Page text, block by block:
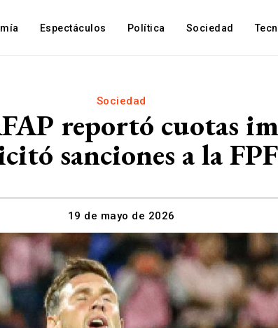
Espectáculos Política Sociedad
Sociedad
reportó cuotas
sanciones a la FPF
19 de mayo de 2026